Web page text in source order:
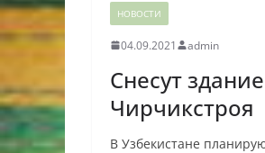
НОВОСТИ
04.09.2021 admin
Снесут
Чирчикстроя
В Узбекистане